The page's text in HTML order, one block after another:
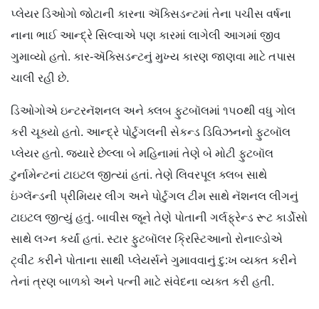
પ્લેયર ડિઓગો જોટાની કારના ઍક્સિડન્ટમાં તેના પચીસ વર્ષના
નાના ભાઈ આન્દ્રે સિલ્વાએ પણ કારમાં લાગેલી આગમાં જીવ
ગુમાવ્યો હતો. કાર-ઍક્સિડન્ટનું મુખ્ય કારણ જાણવા માટે તપાસ
ચાલી રહી છે.
ડિઓગોએ ઇન્ટરનૅશનલ અને ક્લબ ફુટબૉલમાં ૧૫૦થી વધુ ગોલ
કરી ચૂક્યો હતો. આન્દ્રે પોર્ટુગલની સેકન્ડ ડિવિઝનનો ફુટબૉલ
પ્લેયર હતો. જ્યારે છેલ્લા બે મહિનામાં તેણે બે મોટી ફુટબૉલ
ટુર્નામેન્ટનાં ટાઇટલ જીત્યાં હતાં. તેણે લિવરપૂલ ક્લબ સાથે
ઇંગ્લૅન્ડની પ્રીમિયર લીગ અને પોર્ટુગલ ટીમ સાથે નૅશનલ લીગનું
ટાઇટલ જીત્યું હતું. બાવીસ જૂને તેણે પોતાની ગર્લફ્રેન્ડ રૂટ કાર્ડોસો
સાથે લગ્ન કર્યાં હતાં. સ્ટાર ફુટબૉલર ક્રિસ્ટિઆનો રોનાલ્ડોએ
ટ્વીટ કરીને પોતાના સાથી પ્લેયર્સને ગુમાવવાનું દુ:ખ વ્યક્ત કરીને
તેનાં ત્રણ બાળકો અને પત્ની માટે સંવેદના વ્યક્ત કરી હતી.